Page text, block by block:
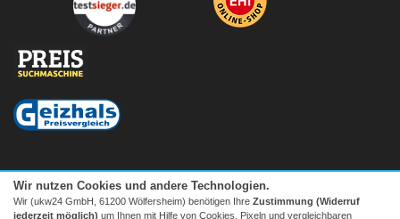
Wir nutzen Cookies und andere Technologien.
Wir (ukw24 GmbH, 61200 Wölfersheim) benötigen Ihre Zustimmung (Widerruf
jederzeit möglich) um Ihnen mit Hilfe von Cookies, Pixeln und vergleichbaren